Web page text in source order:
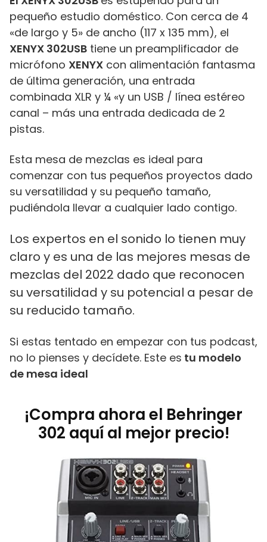
pequeño estudio doméstico. Con cerca de 4
«de largo y 5» de ancho (117 x 135 mm), el
XENYX 302USB tiene un preamplificador de
micrófono XENYX con alimentación fantasma
de última generación, una entrada
combinada XLR y ¼ «y un USB / línea estéreo
canal – más una entrada dedicada de 2
pistas.
Esta mesa de mezclas es ideal para
comenzar con tus pequeños proyectos dado
su versatilidad y su pequeño tamaño,
pudiéndola llevar a cualquier lado contigo.
Los expertos en el sonido lo tienen muy
claro y es una de las mejores mesas de
mezclas del 2022 dado que reconocen
su versatilidad y su potencial a pesar de
su reducido tamaño.
Si estas tentado en empezar con tus podcast,
no lo pienses y decídete. Este es tu modelo
de mesa ideal
¡Compra ahora el Behringer
302 aquí al mejor precio!